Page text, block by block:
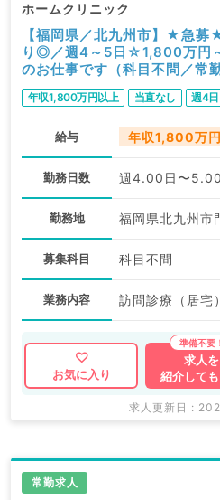
ホームクリニック
【福岡県／北九州市】★急
り◎／週4～5日☆1,800万円
のお仕事です（科目不問／常勤
年収1,800万円以上 当直なし 週4
給与 年収1,800万
勤務日数 週4.00日〜
勤務地 福岡県北九州市
募集科目 科目不問
業務内容 訪問診療（居宅
お気に入り
求人を
紹介しても
求人更新日 :
常勤求人